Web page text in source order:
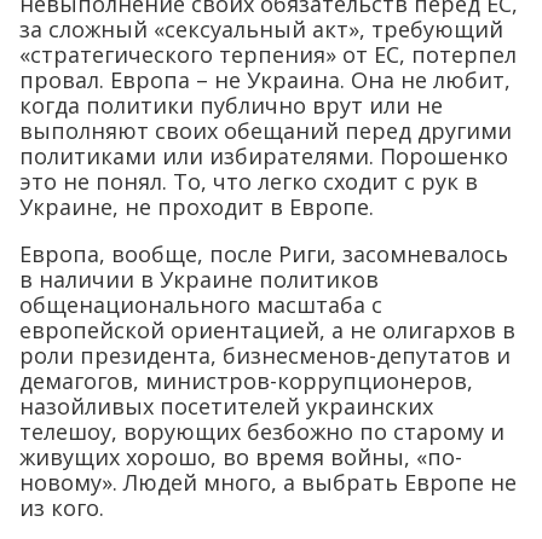
за сложный «сексуальный акт», требующий
«стратегического терпения» от ЕС, потерпел
провал. Европа – не Украина. Она не любит,
когда политики публично врут или не
выполняют своих обещаний перед другими
политиками или избирателями. Порошенко
это не понял. То, что легко сходит с рук в
Украине, не проходит в Европе.
Европа, вообще, после Риги, засомневалось
в наличии в Украине политиков
общенационального масштаба с
европейской ориентацией, а не олигархов в
роли президента, бизнесменов-депутатов и
демагогов, министров-коррупционеров,
назойливых посетителей украинских
телешоу, ворующих безбожно по старому и
живущих хорошо, во время войны, «по-
новому». Людей много, а выбрать Европе не
из кого.